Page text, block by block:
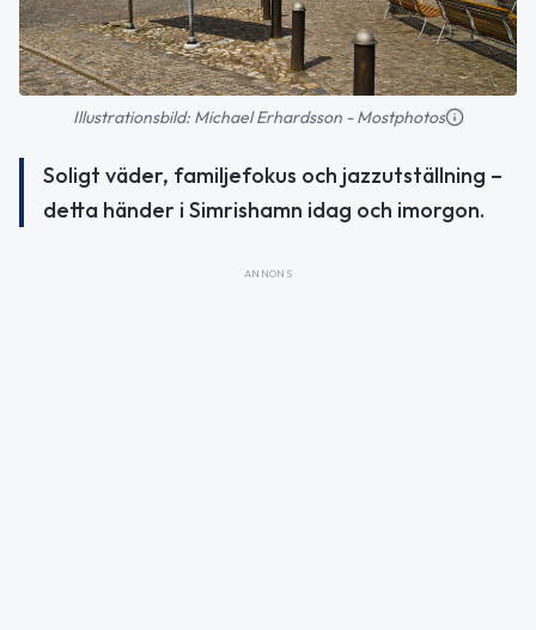
Illustrationsbild: Michael Erhardsson - Mostphotos
Soligt väder, familjefokus och jazzutställning –
detta händer i Simrishamn idag och imorgon.
ANNONS